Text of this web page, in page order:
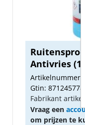
Antivries (1
Artikelnummer:
Gtin:
Fabrikant
Vraag een
om prijzen te